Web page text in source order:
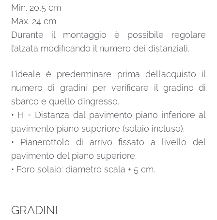
Min. 20,5 cm
Max. 24 cm
Durante il montaggio è possibile regolare
l’alzata modificando il numero dei distanziali.
L’ideale è prederminare prima dell’acquisto il
numero di gradini per verificare il gradino di
sbarco e quello d’ingresso.
• H = Distanza dal pavimento piano inferiore al
pavimento piano superiore (solaio incluso).
• Pianerottolo di arrivo fissato a livello del
pavimento del piano superiore.
• Foro solaio: diametro scala + 5 cm.
GRADINI